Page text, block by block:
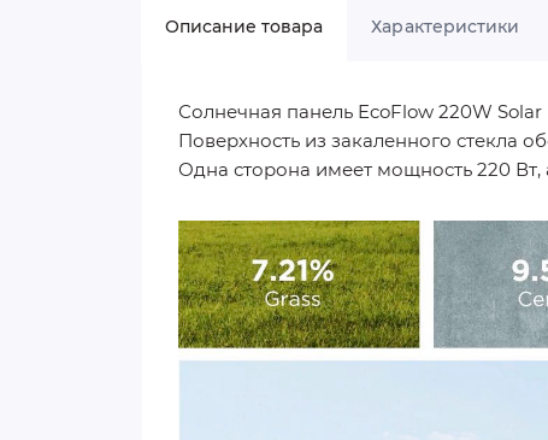
Описание товара Характеристики
Солнечная панель EcoFlow 220W
Поверхность из закаленного стекла
Одна сторона имеет мощность 220 Вт,